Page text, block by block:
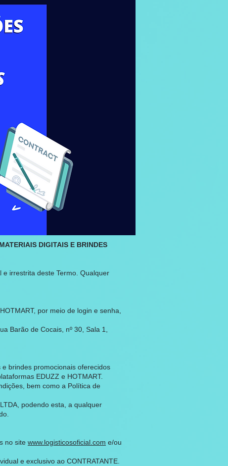
DIGITAIS E BRINDES
irrestrita deste Termo. Qualquer
por meio de login e senha,
Barão de Cocais, nº 30, Sala 1,
brindes promocionais oferecidos
EDUZZ e HOTMART.
bem como a Política de
podendo esta, a qualquer
no site www.logisticosoficial.com e/ou
e exclusivo ao CONTRATANTE.